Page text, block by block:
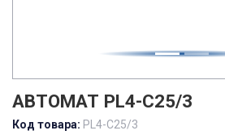
АВТОМАТ PL4-C25/3
Код товара: PL4-C25/3